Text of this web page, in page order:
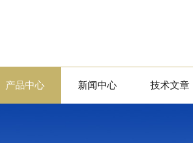
产品中心 新闻中心 技术文章